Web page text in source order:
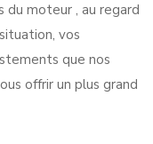
du moteur , au regard
vos
que nos
offrir un plus grand